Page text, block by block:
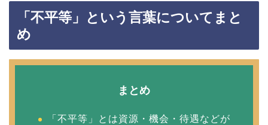
「不平等」という言葉についてまと
め
まとめ
「不平等」とは資源・機会・待遇などが